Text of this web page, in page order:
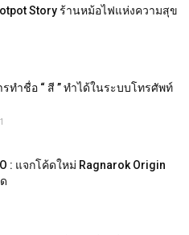
Story ร้านหม้อไฟแห่งความสุข
รทำชื่อ “ สี ” ทำได้ในระบบโทรศัพท์
: แจกโค้ดใหม่ Ragnarok Origin